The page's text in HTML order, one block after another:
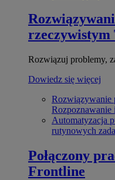
rzeczywistym
Rozwiązuj problemy,
Dowiedz się więcej
Rozwiązywanie
Automatyzacja
rutynowych
Połączony
Frontline